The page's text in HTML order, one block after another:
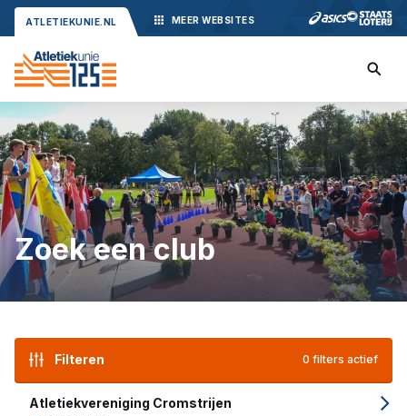
ATLETIEKUNIE.NL MEER WEBSITES
Zoek een club
Filteren 0 filters actief
Atletiekvereniging Cromstrijen